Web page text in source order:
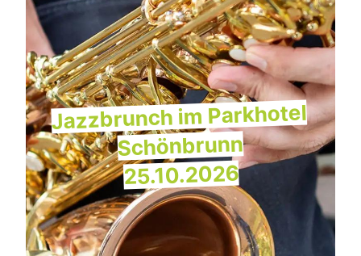
Jazzbrunch im Parkhotel
Schönbrunn
25.10.2026